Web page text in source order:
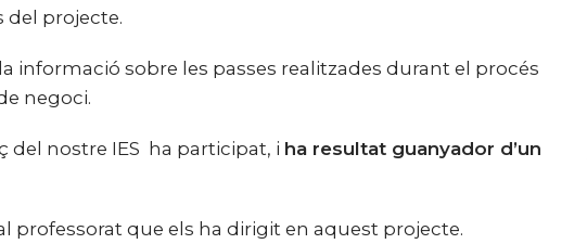
del projecte.
informació sobre les passes realitzades durant el procés
negoci.
del nostre IES ha participat, i ha resultat guanyador d’un
professorat que els ha dirigit en aquest projecte.